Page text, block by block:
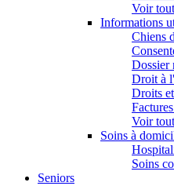
Voir tout
Informations
Chiens
Dossier
Droit à
Droits
Voir tout
Soins à
Soins
Seniors